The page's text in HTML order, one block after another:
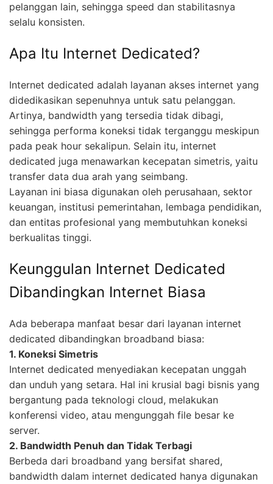
pelanggan lain, sehingga speed dan stabilitasnya
selalu konsisten.
Apa Itu Internet Dedicated?
Internet dedicated adalah layanan akses internet yang
didedikasikan sepenuhnya untuk satu pelanggan.
Artinya, bandwidth yang tersedia tidak dibagi,
sehingga performa koneksi tidak terganggu meskipun
pada peak hour sekalipun. Selain itu, internet
dedicated juga menawarkan kecepatan simetris, yaitu
transfer data dua arah yang seimbang.
Layanan ini biasa digunakan oleh perusahaan, sektor
keuangan, institusi pemerintahan, lembaga pendidikan,
dan entitas profesional yang membutuhkan koneksi
berkualitas tinggi.
Keunggulan Internet Dedicated
Dibandingkan Internet Biasa
Ada beberapa manfaat besar dari layanan internet
dedicated dibandingkan broadband biasa:
1. Koneksi Simetris
Internet dedicated menyediakan kecepatan unggah
dan unduh yang setara. Hal ini krusial bagi bisnis yang
bergantung pada teknologi cloud, melakukan
konferensi video, atau mengunggah file besar ke
server.
2. Bandwidth Penuh dan Tidak Terbagi
Berbeda dari broadband yang bersifat shared,
bandwidth dalam internet dedicated hanya digunakan